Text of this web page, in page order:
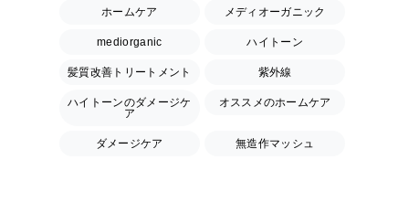
ホームケア メディオーガニック
mediorganic ハイトーン
髪質改善トリートメント 紫外線
ハイトーンのダメージケ
ア
オススメのホームケア
ダメージケア 無造作マッシュ